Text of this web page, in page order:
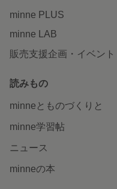
minne PLUS
minne LAB
販売支援企画・イベント
読みもの
minneとものづくりと
minne学習帖
ニュース
minneの本